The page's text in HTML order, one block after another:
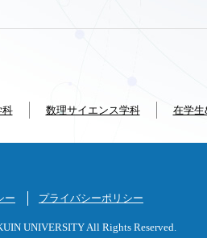
科 数理サイエンス学科 在学
ー プライバシーポリシー
UNIVERSITY All Rights Reserved.